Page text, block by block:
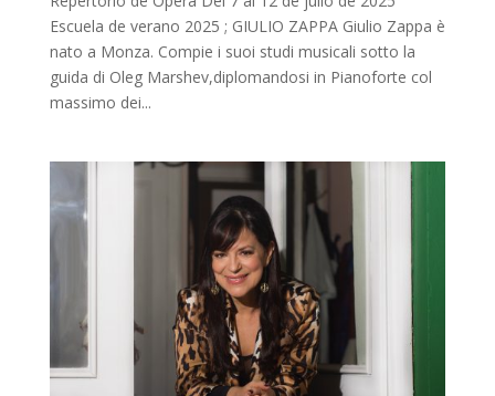
Escuela de verano 2025 ; GIULIO ZAPPA Giulio Zappa è
nato a Monza. Compie i suoi studi musicali sotto la
guida di Oleg Marshev,diplomandosi in Pianoforte col
massimo dei...